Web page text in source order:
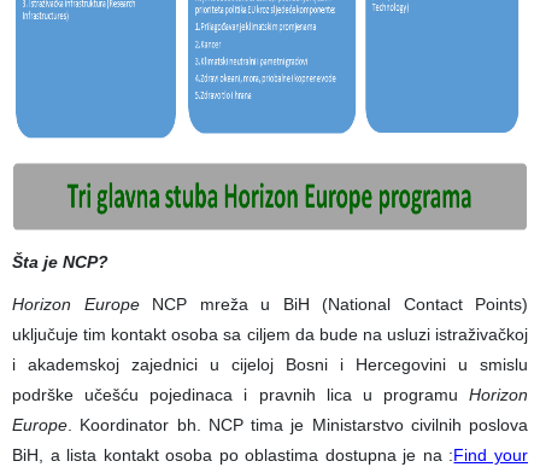
Šta je NCP?
Horizon EuropeNCP mreža u BiH (National Contact Points)
uključuje tim kontakt osoba sa ciljem da bude na usluzi istraživačkoj
i akademskoj zajednici u cijeloj Bosni i Hercegovini u smislu
podrške učešću pojedinaca i pravnih lica u programu Horizon
Europe. Koordinator bh. NCP tima je Ministarstvo civilnih poslova
BiH, a lista kontakt osoba po oblastima dostupna je na :Find your